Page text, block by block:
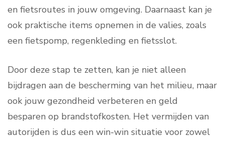
en fietsroutes in jouw omgeving. Daarnaast kan je
ook praktische items opnemen in de valies, zoals
een fietspomp, regenkleding en fietsslot.
Door deze stap te zetten, kan je niet alleen
bijdragen aan de bescherming van het milieu, maar
ook jouw gezondheid verbeteren en geld
besparen op brandstofkosten. Het vermijden van
autorijden is dus een win-win situatie voor zowel